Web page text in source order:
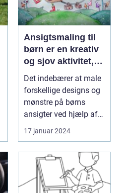
Ansigtsmaling til
børn er en kreativ
og sjov aktivitet,
der giver dem
mulighed for at
udtrykke deres
fantasi og
personlighed
Det indebærer at male
forskellige designs og
mønstre på børns
ansigter ved hjælp af
specielle ansigt...
17 januar 2024